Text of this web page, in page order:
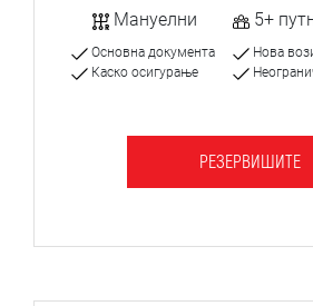
Мануелни 5+
Основна документа
Каско осигурање
Нова
РЕЗЕРВИШИТЕ